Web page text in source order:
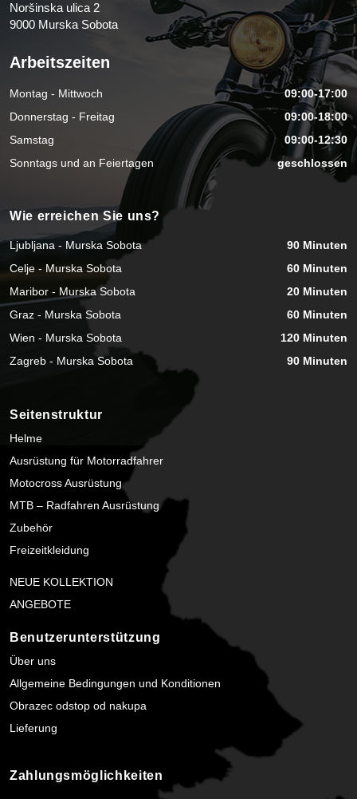
Noršinska ulica 2
9000 Murska Sobota
Arbeitszeiten
Montag - Mittwoch
09:00-17:00
Donnerstag - Freitag
09:00-18:00
Samstag
09:00-12:30
Sonntags und an Feiertagen
geschlossen
Wie erreichen Sie uns?
Ljubljana - Murska Sobota
90 Minuten
Celje - Murska Sobota
60 Minuten
Maribor - Murska Sobota
20 Minuten
Graz - Murska Sobota
60 Minuten
Wien - Murska Sobota
120 Minuten
Zagreb - Murska Sobota
90 Minuten
Seitenstruktur
Helme
Ausrüstung für Motorradfahrer
Motocross Ausrüstung
MTB – Radfahren Ausrüstung
Zubehör
Freizeitkleidung
NEUE KOLLEKTION
ANGEBOTE
Benutzerunterstützung
Über uns
Allgemeine Bedingungen und Konditionen
Obrazec odstop od nakupa
Lieferung
Zahlungsmöglichkeiten